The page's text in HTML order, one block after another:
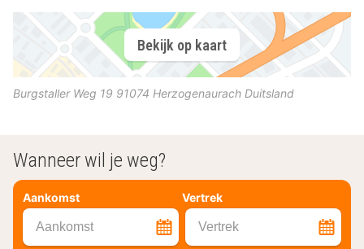
Bekijk op kaart
Burgstaller Weg 19 91074 Herzogenaurach Duitsland
Wanneer wil je weg?
Aankomst Vertrek
Aankomst Vertrek